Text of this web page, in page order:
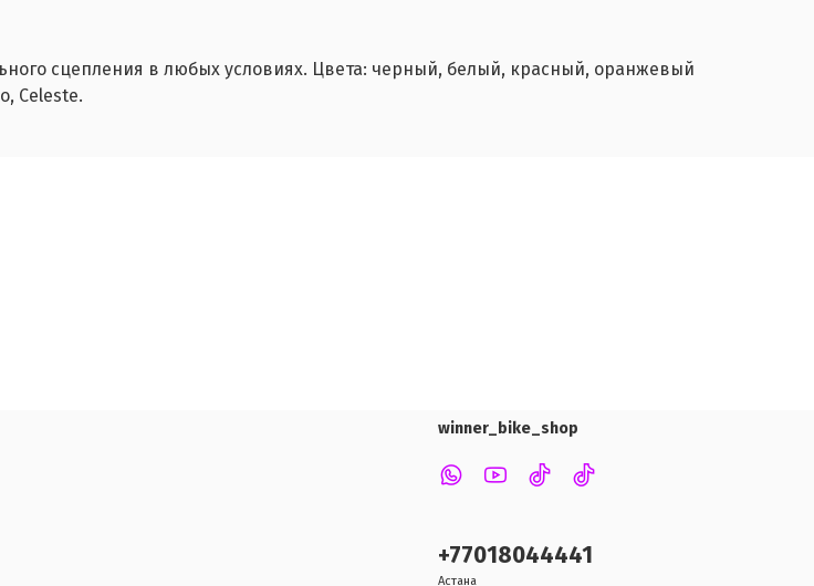
сцепления в любых условиях. Цвета: черный, белый, красный, оранжевый
Celeste.
winner_bike_shop
+77018044441
Астана